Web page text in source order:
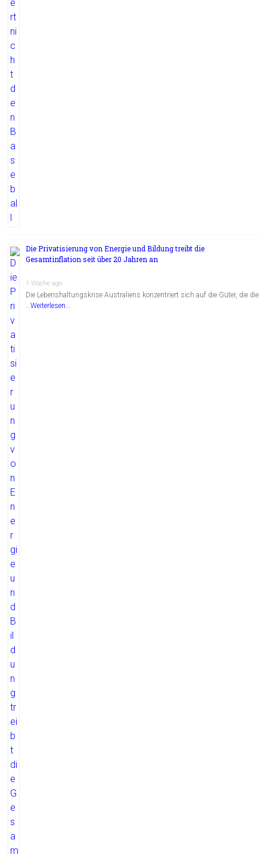
Die Privatisierung von Energie und Bildung treibt die
Gesamtinflation seit über 20 Jahren an
1 Woche ago
Die Lebenshaltungskrise Australiens konzentriert sich auf die Güter, die die
…Weiterlesen...